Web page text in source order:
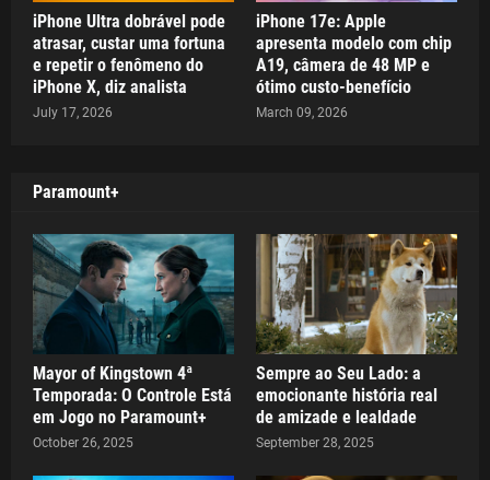
iPhone Ultra dobrável pode
atrasar, custar uma fortuna
e repetir o fenômeno do
iPhone X, diz analista
July 17, 2026
iPhone 17e: Apple
apresenta modelo com chip
A19, câmera de 48 MP e
ótimo custo-benefício
March 09, 2026
Paramount+
Mayor of Kingstown 4ª
Temporada: O Controle Está
em Jogo no Paramount+
October 26, 2025
Sempre ao Seu Lado: a
emocionante história real
de amizade e lealdade
September 28, 2025